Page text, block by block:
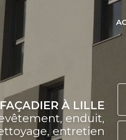
FAÇADIER À LILLE
enduit,
entretien